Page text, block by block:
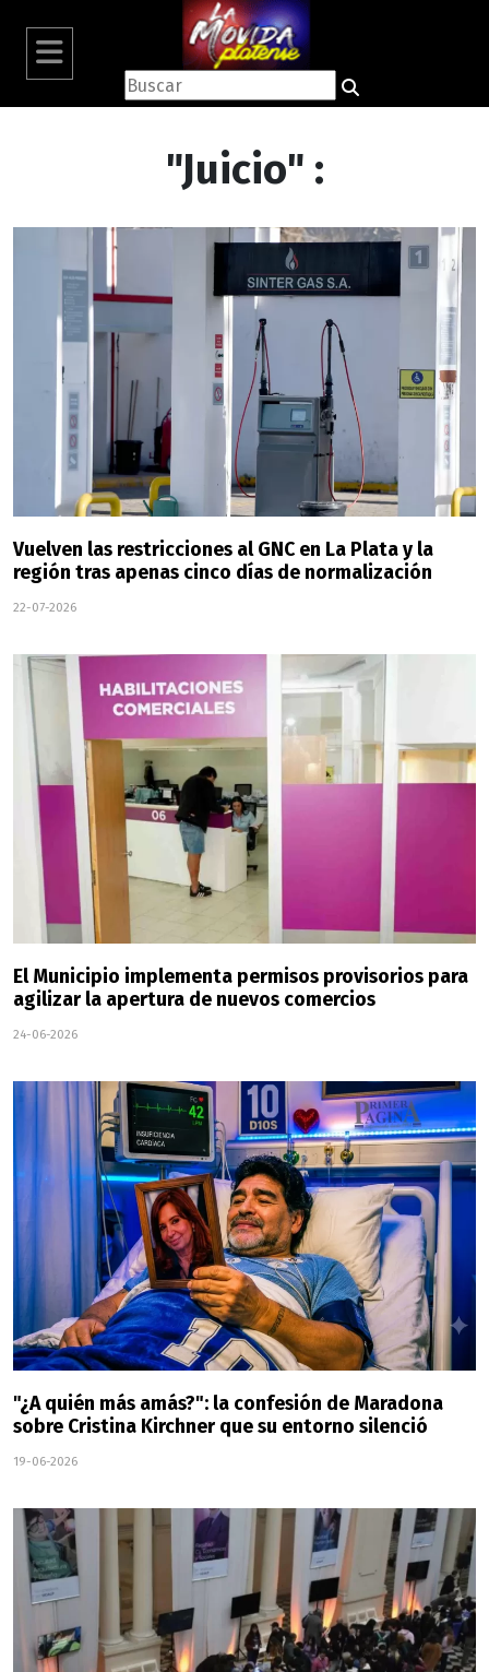
"Juicio" :
Vuelven las restricciones al GNC en La Plata y la
región tras apenas cinco días de normalización
22-07-2026
El Municipio implementa permisos provisorios para
agilizar la apertura de nuevos comercios
24-06-2026
"¿A quién más amás?": la confesión de Maradona
sobre Cristina Kirchner que su entorno silenció
19-06-2026